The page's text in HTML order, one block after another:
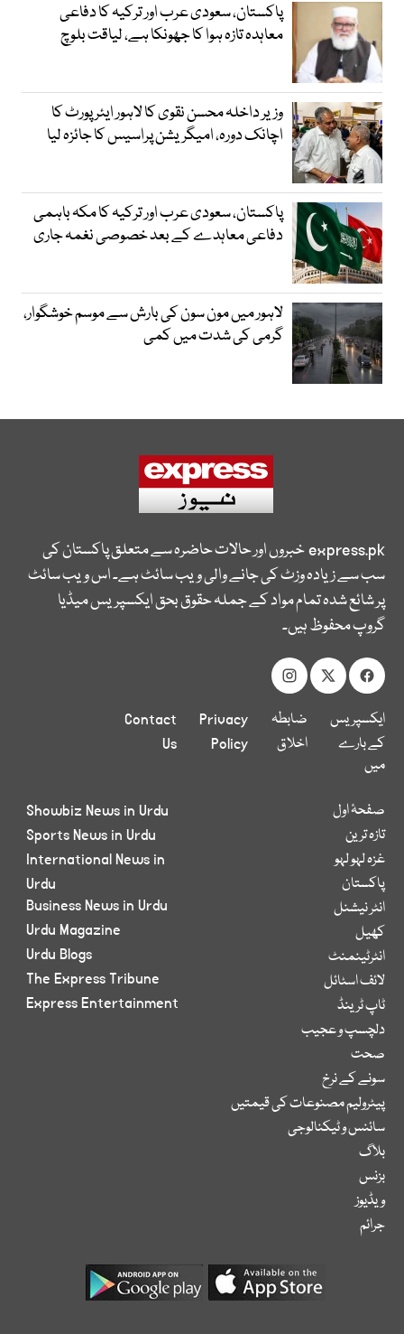
پاکستان، سعودی عرب اور ترکیہ کا دفاعی
معاہدہ تازہ ہوا کا جھونکا ہے، لیاقت بلوچ
وزیر داخلہ محسن نقوی کا لاہور ایئر پورٹ کا
اچانک دورہ، امیگریشن پراسیس کا جائزہ لیا
پاکستان، سعودی عرب اور ترکیہ کا مکہ باہمی
دفاعی معاہدے کے بعد خصوصی نغمہ جاری
لاہور میں مون سون کی بارش سے موسم خوشگوار،
گرمی کی شدت میں کمی
express.pkخبروں اور حالات حاضرہ سے متعلق پاکستان کی
سب سے زیادہ وزٹ کی جانے والی ویب سائٹ ہے۔ اس ویب سائٹ
پر شائع شدہ تمام مواد کے جملہ حقوق بحق ایکسپریس میڈیا
گروپ محفوظ ہیں۔
ایکسپریس
کے بارے
میں
ضابطہ
اخلاق
Privacy
Policy
Contact
Us
صفحۂ اول
تازہ ترین
غزہ لہو لہو
پاکستان
انٹر نیشنل
کھیل
انٹرٹینمنٹ
لائف اسٹائل
ٹاپ ٹرینڈ
دلچسپ و عجیب
صحت
سونے کے نرخ
پیٹرولیم مصنوعات کی قیمتیں
سائنس و ٹیکنالوجی
بلاگ
بزنس
ویڈیوز
جرائم
Showbiz News in Urdu
Sports News in Urdu
International News in
Urdu
Business News in Urdu
Urdu Magazine
Urdu Blogs
The Express Tribune
Express Entertainment